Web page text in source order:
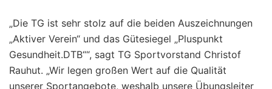
„Die TG ist sehr stolz auf die beiden Auszeichnungen
„Aktiver Verein“ und das Gütesiegel „Pluspunkt
Gesundheit.DTB““, sagt TG Sportvorstand Christof
Rauhut. „Wir legen großen Wert auf die Qualität
unserer Sportangebote, weshalb unsere Übungsleiter